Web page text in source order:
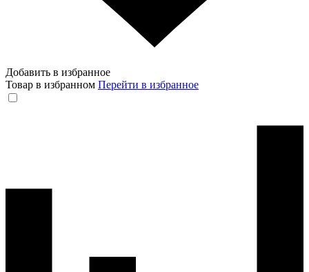
Добавить в избранное
Товар в избранном Перейти в избранное